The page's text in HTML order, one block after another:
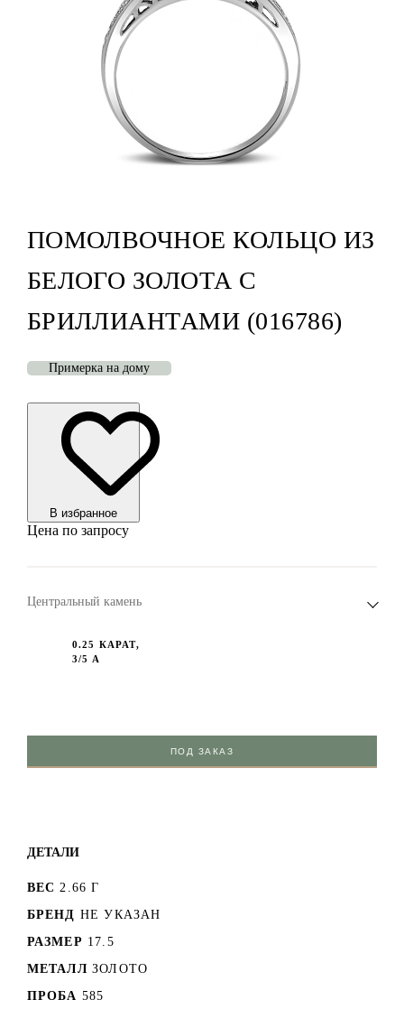
ПОМОЛВОЧНОЕ КОЛЬЦО ИЗ
БЕЛОГО ЗОЛОТА С
БРИЛЛИАНТАМИ (016786)
Примерка на дому
В избранноe
Цена по запросу
Центральный камень
0.25 КАРАТ,
3/5 А
ПОД ЗАКАЗ
ДЕТАЛИ
ВЕС 2.66 Г
БРЕНД НЕ УКАЗАН
РАЗМЕР 17.5
МЕТАЛЛ ЗОЛОТО
ПРОБА 585